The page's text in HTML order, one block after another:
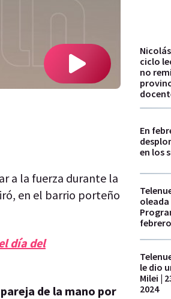
a la fuerza durante la
en el barrio porteño
día del
de la mano por
ciclo
no
En
en los
le dio
Milei |
2024